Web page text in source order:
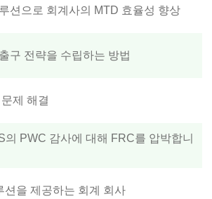
션으로 회계사의 MTD 효율성 향상
구 전략을 수립하는 방법
제 해결
의 PWC 감사에 대해 FRC를 압박합니
션을 제공하는 회계 회사